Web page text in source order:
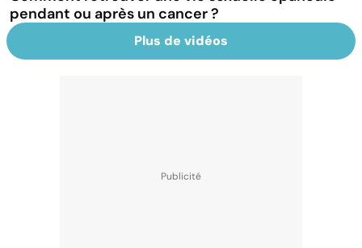
pendant ou après un cancer ?
Plus de vidéos